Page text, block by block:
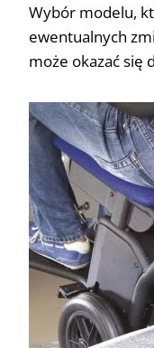
Wybór modelu,
ewentualnych
może okazać się